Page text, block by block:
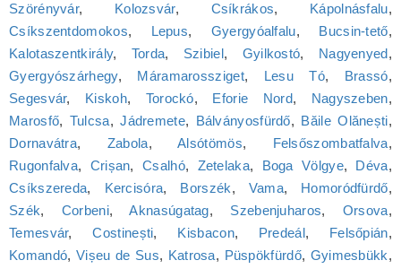
Szörényvár, Kolozsvár, Csíkrákos, Kápolnásfalu,
Csíkszentdomokos, Lepus, Gyergyóalfalu, Bucsin-tető,
Kalotaszentkirály, Torda, Szibiel, Gyilkostó, Nagyenyed,
Gyergyószárhegy, Máramarossziget, Lesu Tó, Brassó,
Segesvár, Kiskoh, Torockó, Eforie Nord, Nagyszeben,
Marosfő, Tulcsa,Jádremete, Bálványosfürdő, Băile Olănești,
Dornavátra, Zabola,Alsótömös, Felsőszombatfalva,
Rugonfalva, Crișan,Csalhó, Zetelaka, Boga Völgye, Déva,
Csíkszereda, Kercisóra, Borszék, Vama, Homoródfürdő,
Szék, Corbeni,Aknasúgatag, Szebenjuharos, Orsova,
Temesvár,Costinești, Kisbacon, Predeál, Felsőpián,
Komandó, Vișeu de Sus, Katrosa, Püspökfürdő, Gyimesbükk,